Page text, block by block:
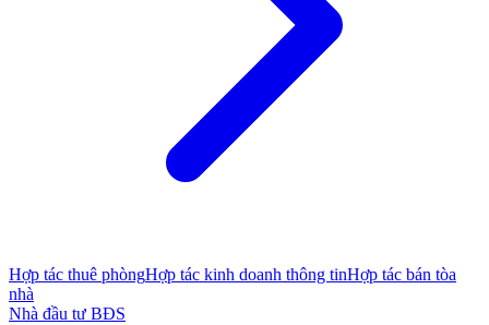
Hợp tác thuê phòngHợp tác kinh doanh thông tinHợp tác bán tòa
nhà
Nhà đầu tư BĐS